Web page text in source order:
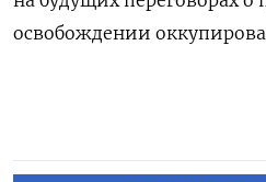
освобождении